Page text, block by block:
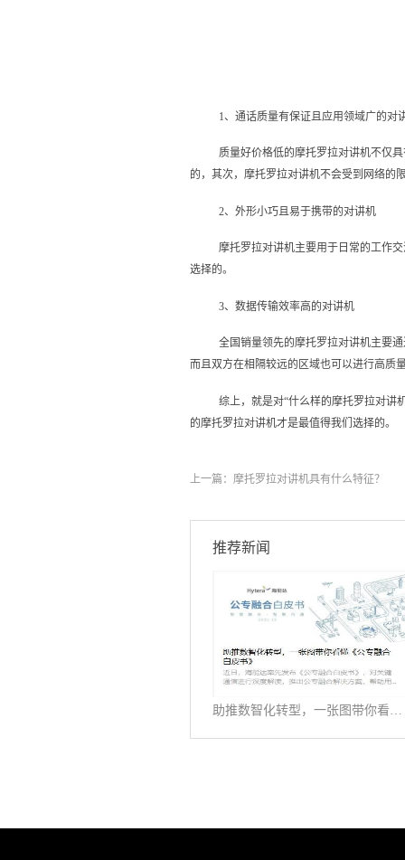
1、通话质量有保证且应用领域广的对
质量好价格低的摩托罗拉对讲机不仅
的，其次，摩托罗拉对讲机不会受到网络的
2、外形小巧且易于携带的对讲机
摩托罗拉对讲机主要用于日常的工作
选择的。
3、数据传输效率高的对讲机
全国销量领先的摩托罗拉对讲机主要
而且双方在相隔较远的区域也可以进行高质
综上，就是对“什么样的摩托罗拉对讲
的摩托罗拉对讲机才是最值得我们选择的。
上一篇： 摩托罗拉对讲机具有什么特征？
推荐新闻